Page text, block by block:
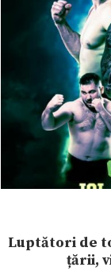
Luptători de
țării,